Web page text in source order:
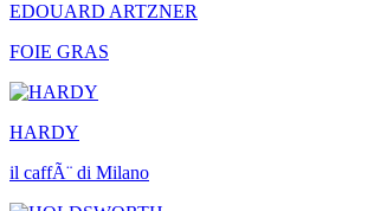
EDOUARD ARTZNER
FOIE GRAS
HARDY
il caffÃ¨ di Milano